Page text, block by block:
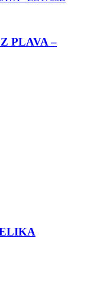
PLAVA –